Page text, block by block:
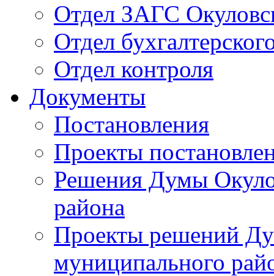
Отдел ЗАГС
Отдел
Отдел контроля
Документы
Постановления
Проекты
Решения Думы
района
Проекты решений
муниципального